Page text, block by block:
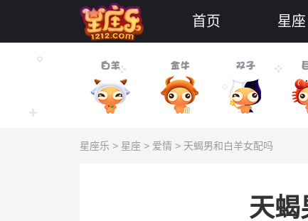
首页 星座
星座乐 > 星座 > 爱情 > 天蝎男和白羊女配吗
天蝎